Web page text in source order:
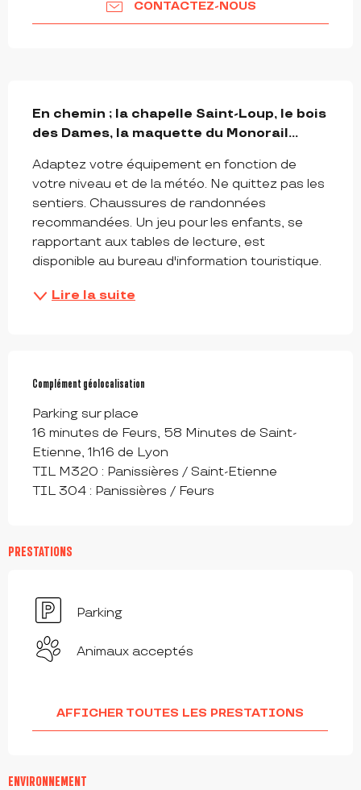
CONTACTEZ-NOUS
En chemin ; la chapelle Saint-Loup, le bois
des Dames, la maquette du Monorail...
Adaptez votre équipement en fonction de
votre niveau et de la météo. Ne quittez pas les
sentiers. Chaussures de randonnées
recommandées. Un jeu pour les enfants, se
rapportant aux tables de lecture, est
disponible au bureau d'information touristique.
Lire la suite
Complément géolocalisation
Complément géolocalisation
Parking sur place
16 minutes de Feurs, 58 Minutes de Saint-
Etienne, 1h16 de Lyon
TIL M320 : Panissières / Saint-Etienne
TIL 304 : Panissières / Feurs
PRESTATIONS
Parking
Animaux acceptés
AFFICHER TOUTES LES PRESTATIONS
ENVIRONNEMENT